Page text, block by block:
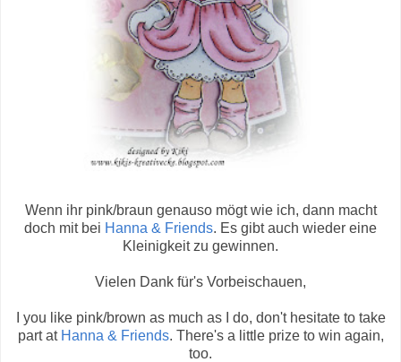
Wenn ihr pink/braun genauso mögt wie ich, dann macht
doch mit bei Hanna & Friends. Es gibt auch wieder eine
Kleinigkeit zu gewinnen.
Vielen Dank für's Vorbeischauen,
I you like pink/brown as much as I do, don't hesitate to take
part at Hanna & Friends. There's a little prize to win again,
too.